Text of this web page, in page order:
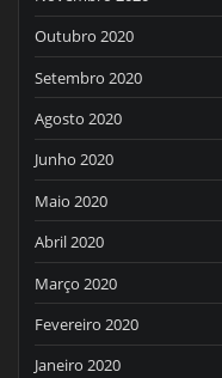
Outubro 2020
Setembro 2020
Agosto 2020
Junho 2020
Maio 2020
Abril 2020
Março 2020
Fevereiro 2020
Janeiro 2020